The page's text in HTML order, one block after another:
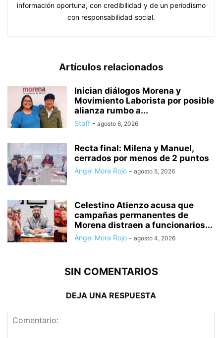
información oportuna, con credibilidad y de un periodismo
con responsabilidad social.
Artículos relacionados
Inician diálogos Morena y
Movimiento Laborista por posible
alianza rumbo a...
Staff - agosto 6, 2026
Recta final: Milena y Manuel,
cerrados por menos de 2 puntos
Ángel Mora Rojo - agosto 5, 2026
Celestino Atienzo acusa que
campañas permanentes de
Morena distraen a funcionarios...
Ángel Mora Rojo - agosto 4, 2026
SIN COMENTARIOS
DEJA UNA RESPUESTA